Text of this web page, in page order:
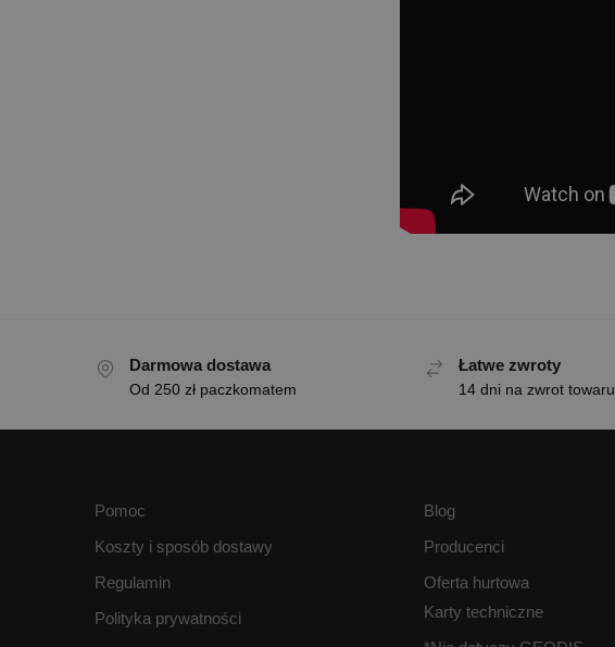
Darmowa dostawa
Od 250 zł paczkomatem
Łatwe zwroty
14 dni na zwrot towaru
Pomoc
Koszty i sposób dostawy
Regulamin
Polityka prywatności
Blog
Producenci
Oferta hurtowa
Karty techniczne